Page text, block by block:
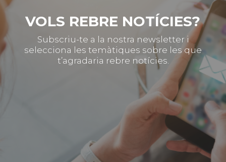
VOLS REBRE NOTÍCIES?
Subscriu-te a la nostra newsletter i
selecciona les temàtiques sobre les que
t’agradaria rebre notícies.